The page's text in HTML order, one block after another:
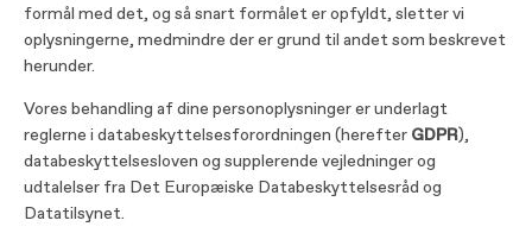
formål med det, og så snart formålet er opfyldt, sletter vi
oplysningerne, medmindre der er grund til andet som beskrevet
herunder.
Vores behandling af dine personoplysninger er underlagt
reglerne i databeskyttelsesforordningen (herefter GDPR),
databeskyttelsesloven og supplerende vejledninger og
udtalelser fra Det Europæiske Databeskyttelsesråd og
Datatilsynet.